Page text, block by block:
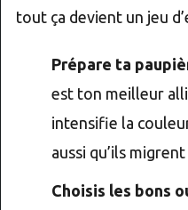
tout ça devient un jeu
Prépare ta
est ton meilleur
intensifie la
aussi qu’ils
Choisis les bons